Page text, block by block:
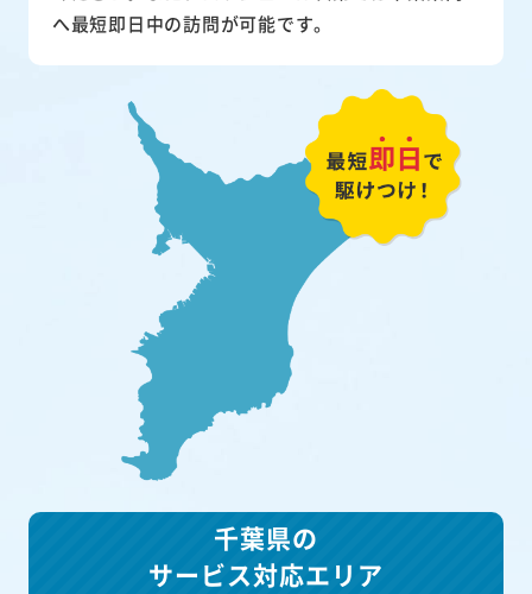
へ最短即日中の訪問が可能です。
千葉県の
サービス対応エリア